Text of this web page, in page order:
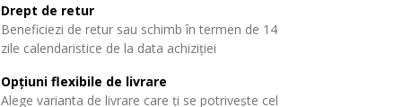
Drept de retur
Beneficiezi de retur sau schimb în termen de 14
zile calendaristice de la data achiziției
Opțiuni flexibile de livrare
Alege varianta de livrare care ți se potrivește cel